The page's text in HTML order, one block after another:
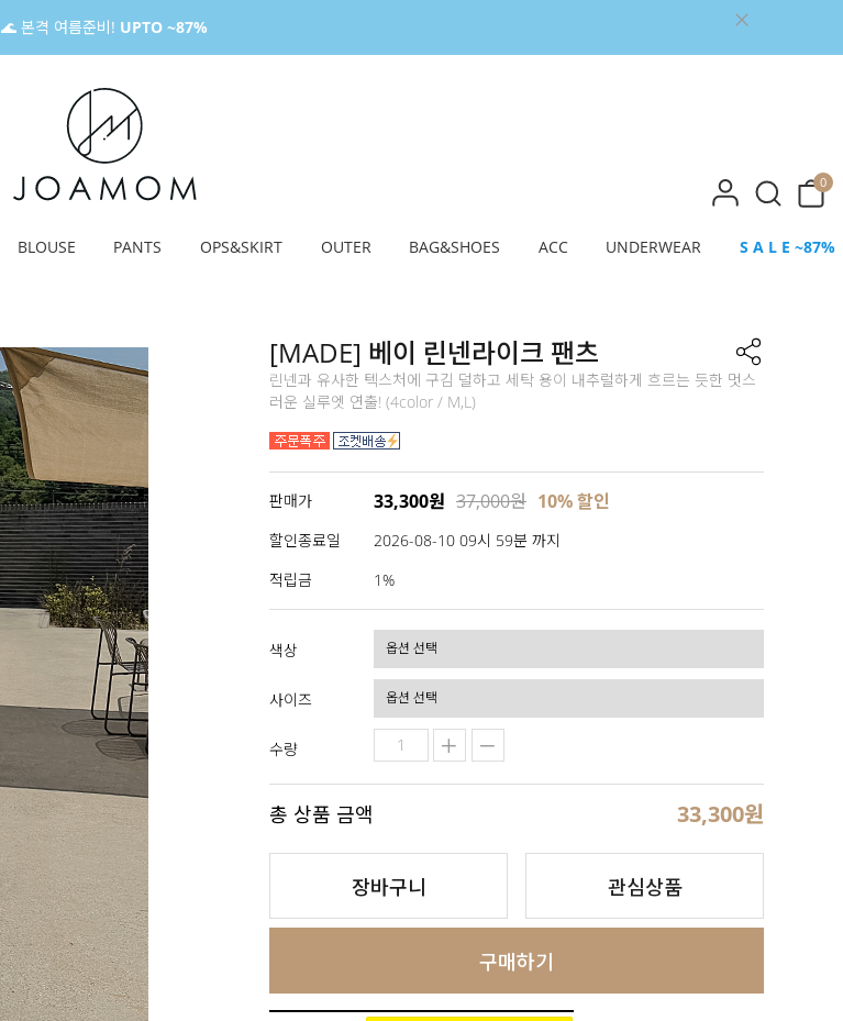
🌊 본격 여름준비! UPTO ~87%
0
BLOUSE PANTS OPS&SKIRT OUTER BAG&SHOES ACC UNDERWEAR S A L E ~87%
[MADE] 베이 린넨라이크 팬츠
린넨과 유사한 텍스처에 구김 덜하고 세탁 용이 내추럴하게 흐르는 듯한 멋스
러운 실루엣 연출! (4color / M,L)
판매가 33,300원 37,000원 10% 할인
할인종료일
2026-08-10 09시 59분 까지
적립금
1%
색상
사이즈
수량
총 상품 금액 33,300원
장바구니 관심상품
구매하기